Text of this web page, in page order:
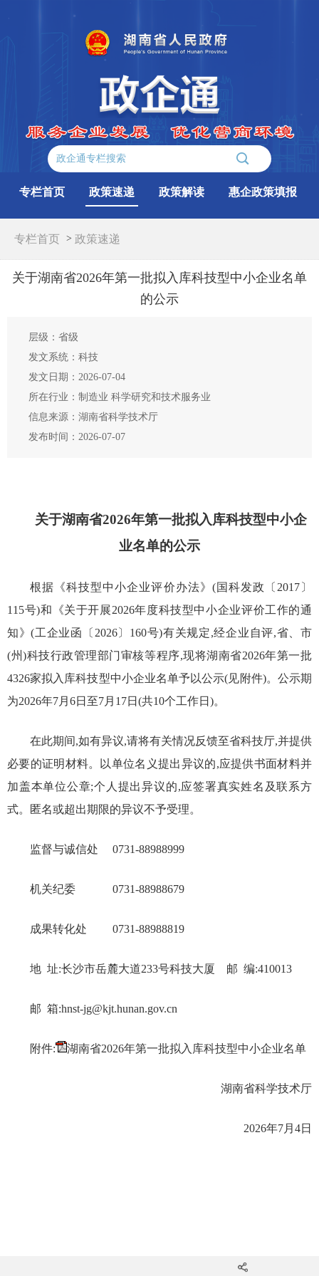
专栏首页 政策速递 政策解读 惠企政策填报
专栏首页 > 政策速递
关于湖南省2026年第一批拟入库科技型中小企业名单
的公示
层级：省级
发文系统：科技
发文日期：2026-07-04
所在行业：制造业 科学研究和技术服务业
信息来源：湖南省科学技术厅
发布时间：2026-07-07
关于湖南省2026年第一批拟入库科技型中小企
业名单的公示
根据《科技型中小企业评价办法》(国科发政〔2017〕
115号)和《关于开展2026年度科技型中小企业评价工作的通
知》(工企业函〔2026〕160号)有关规定,经企业自评,省、市
(州)科技行政管理部门审核等程序,现将湖南省2026年第一批
4326家拟入库科技型中小企业名单予以公示(见附件)。公示期
为2026年7月6日至7月17日(共10个工作日)。
在此期间,如有异议,请将有关情况反馈至省科技厅,并提供
必要的证明材料。以单位名义提出异议的,应提供书面材料并
加盖本单位公章;个人提出异议的,应签署真实姓名及联系方
式。匿名或超出期限的异议不予受理。
监督与诚信处 0731-88988999
机关纪委 0731-88988679
成果转化处 0731-88988819
地 址:长沙市岳麓大道233号科技大厦 邮 编:410013
邮 箱:hnst-jg@kjt.hunan.gov.cn
附件: 湖南省2026年第一批拟入库科技型中小企业名单
湖南省科学技术厅
2026年7月4日